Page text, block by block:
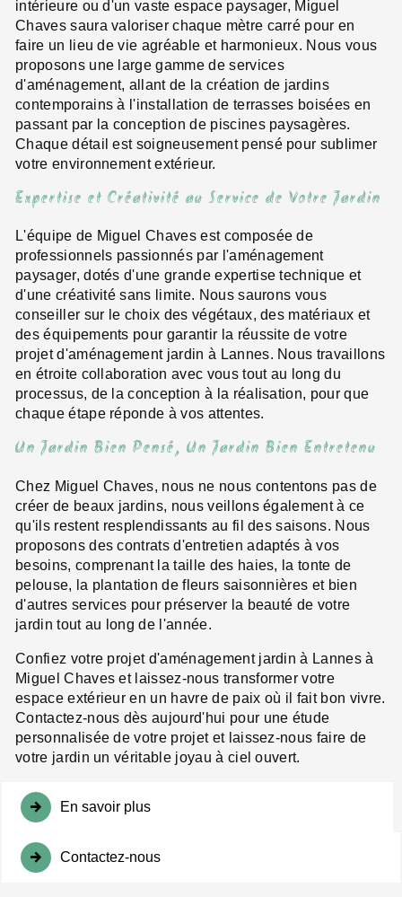
intérieure ou d'un vaste espace paysager, Miguel
Chaves saura valoriser chaque mètre carré pour en
faire un lieu de vie agréable et harmonieux. Nous vous
proposons une large gamme de services
d'aménagement, allant de la création de jardins
contemporains à l'installation de terrasses boisées en
passant par la conception de piscines paysagères.
Chaque détail est soigneusement pensé pour sublimer
votre environnement extérieur.
Expertise et Créativité au Service de Votre Jardin
L'équipe de Miguel Chaves est composée de
professionnels passionnés par l'aménagement
paysager, dotés d'une grande expertise technique et
d'une créativité sans limite. Nous saurons vous
conseiller sur le choix des végétaux, des matériaux et
des équipements pour garantir la réussite de votre
projet d'aménagement jardin à Lannes. Nous travaillons
en étroite collaboration avec vous tout au long du
processus, de la conception à la réalisation, pour que
chaque étape réponde à vos attentes.
Un Jardin Bien Pensé, Un Jardin Bien Entretenu
Chez Miguel Chaves, nous ne nous contentons pas de
créer de beaux jardins, nous veillons également à ce
qu'ils restent resplendissants au fil des saisons. Nous
proposons des contrats d'entretien adaptés à vos
besoins, comprenant la taille des haies, la tonte de
pelouse, la plantation de fleurs saisonnières et bien
d'autres services pour préserver la beauté de votre
jardin tout au long de l'année.
Confiez votre projet d'aménagement jardin à Lannes à
Miguel Chaves et laissez-nous transformer votre
espace extérieur en un havre de paix où il fait bon vivre.
Contactez-nous dès aujourd'hui pour une étude
personnalisée de votre projet et laissez-nous faire de
votre jardin un véritable joyau à ciel ouvert.
En savoir plus
Contactez-nous